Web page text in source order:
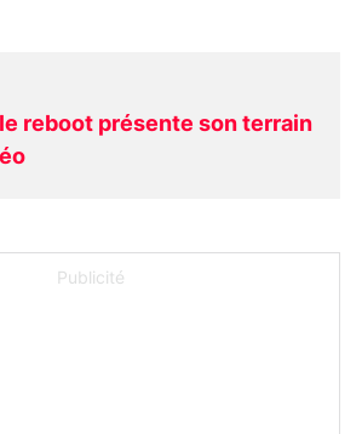
reboot présente son terrain
Publicité